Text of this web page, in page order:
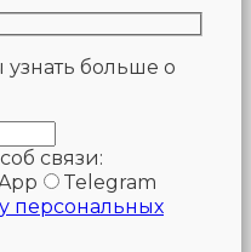
узнать больше о
связи:
Telegram
персональных